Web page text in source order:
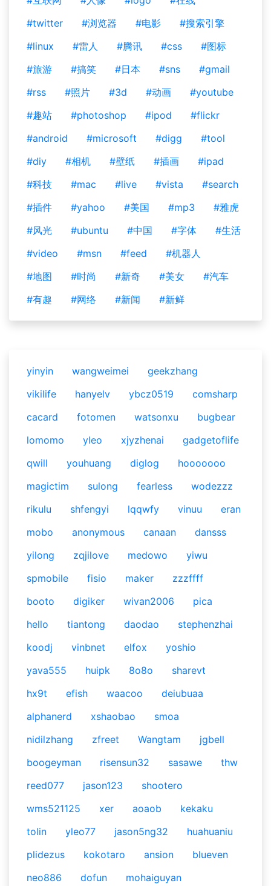
#twitter
#浏览器 #电影
#搜索引擎
#linux
#雷人 #腾讯 #css
#图标
#旅游
#搞笑 #日本 #sns
#gmail
#rss
#照片 #3d #动画
#youtube
#趣站
#photoshop #ipod
#flickr
#android
#microsoft #digg
#tool
#diy
#相机 #壁纸 #插画
#ipad
#科技
#mac #live #vista
#search
#插件
#yahoo #美国 #mp3
#雅虎
#风光
#ubuntu #中国 #字体
#生活
#video
#msn #feed
#机器人
#地图
#时尚 #新奇 #美女
#汽车
#有趣
#网络 #新闻 #新鲜
yinyin wangweimei
geekzhang
vikilife
hanyelv ybcz0519
comsharp
cacard
fotomen watsonxu
bugbear
lomomo
yleo xjyzhenai
gadgetoflife
qwill
youhuang diglog
hooooooo
magictim
sulong fearless
wodezzz
rikulu
shfengyi lqqwfy vinuu
eran
mobo
anonymous canaan
dansss
yilong
zqjilove medowo
yiwu
spmobile
fisio maker
zzzffff
booto
digiker wivan2006
pica
hello
tiantong daodao
stephenzhai
koodj
vinbnet elfox
yoshio
yava555
huipk 8o8o
sharevt
hx9t
efish waacoo
deiubuaa
alphanerd
xshaobao
smoa
nidilzhang
zfreet Wangtam
jgbell
boogeyman
risensun32 sasawe
thw
reed077
jason123
shootero
wms521125
xer aoaob
kekaku
tolin
yleo77 jason5ng32
huahuaniu
plidezus
kokotaro ansion
blueven
neo886
dofun mohaiguyan